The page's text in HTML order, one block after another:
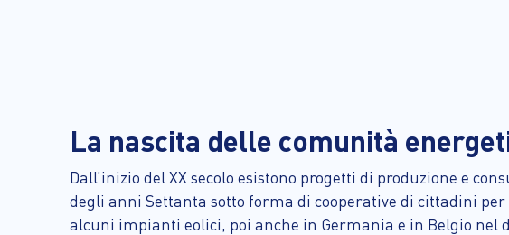
La nascita delle comunità
Dall’inizio del XX secolo esistono progetti di produzione e
degli anni Settanta sotto forma di cooperative di cittadini
alcuni impianti eolici, poi anche in Germania e in Belgio nel